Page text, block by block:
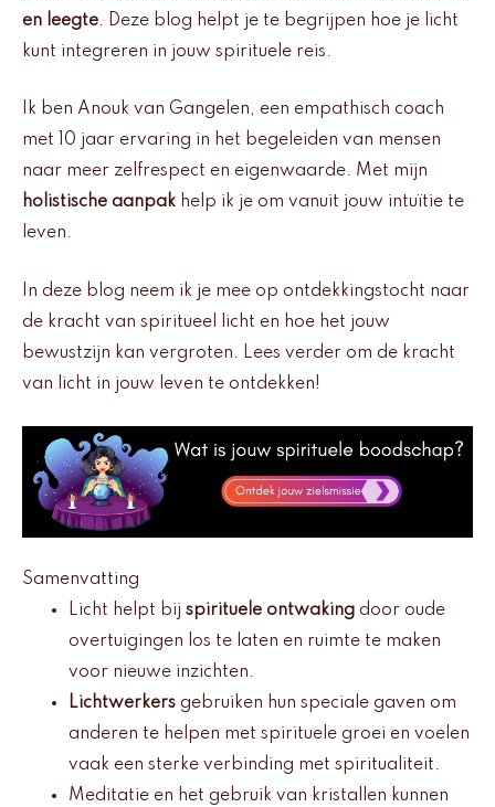
en leegte. Deze blog helpt je te begrijpen hoe je licht
kunt integreren in jouw spirituele reis.
Ik ben Anouk van Gangelen, een empathisch coach
met 10 jaar ervaring in het begeleiden van mensen
naar meer zelfrespect en eigenwaarde. Met mijn
holistische aanpak help ik je om vanuit jouw intuïtie te
leven.
In deze blog neem ik je mee op ontdekkingstocht naar
de kracht van spiritueel licht en hoe het jouw
bewustzijn kan vergroten. Lees verder om de kracht
van licht in jouw leven te ontdekken!
Samenvatting
Licht helpt bij spirituele ontwaking door oude
overtuigingen los te laten en ruimte te maken
voor nieuwe inzichten.
Lichtwerkers gebruiken hun speciale gaven om
anderen te helpen met spirituele groei en voelen
vaak een sterke verbinding met spiritualiteit.
Meditatie en het gebruik van kristallen kunnen